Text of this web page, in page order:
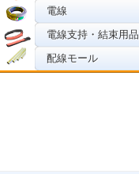
電線
電線支持・結束用品
配線モール